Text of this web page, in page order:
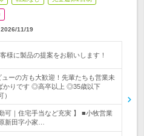
2026/11/19
様に製品の提案をお願いします！
ーの方も大歓迎！先輩たちも営業未
かりです ◎高卒以上 ◎35歳以下
可｜住宅手当など充実 】 ■小牧営業
新田字小家…